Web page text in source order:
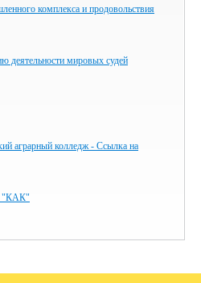
комплекса и продовольствия
деятельности мировых судей
аграрный колледж - Ссылка на
"КАК"